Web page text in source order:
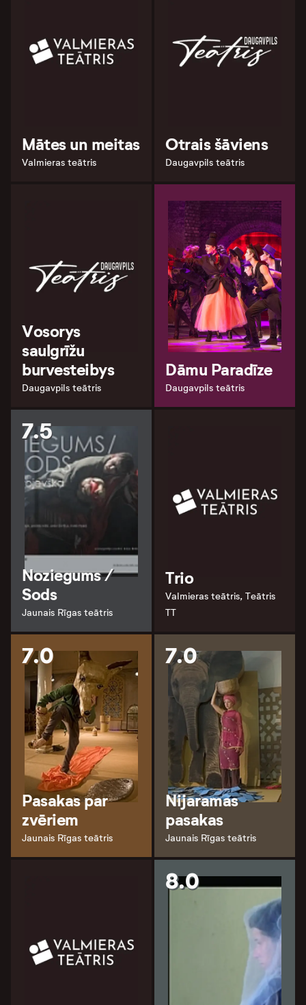
Mātes un meitas
Valmieras teātris
Otrais šāviens
Daugavpils teātris
Vosorys
saulgrīžu
burvesteibys
Daugavpils teātris
Dāmu Paradīze
Daugavpils teātris
7.5
Noziegums /
Sods
Jaunais Rīgas teātris
Trio
Valmieras teātris, Teātris
TT
7.0
Pasakas par
zvēriem
Jaunais Rīgas teātris
7.0
Nijaramas
pasakas
Jaunais Rīgas teātris
8.0